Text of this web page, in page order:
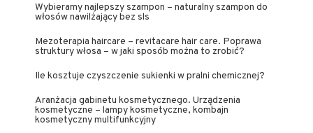
Wybieramy najlepszy szampon – naturalny szampon do
włosów nawilżający bez sls
Mezoterapia haircare – revitacare hair care. Poprawa
struktury włosa – w jaki sposób można to zrobić?
Ile kosztuje czyszczenie sukienki w pralni chemicznej?
Aranżacja gabinetu kosmetycznego. Urządzenia
kosmetyczne – lampy kosmetyczne, kombajn
kosmetyczny multifunkcyjny